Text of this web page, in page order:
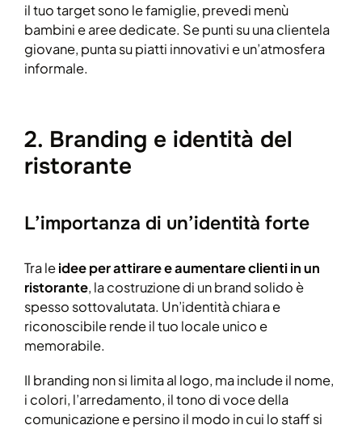
il tuo target sono le famiglie, prevedi menù
bambini e aree dedicate. Se punti su una clientela
giovane, punta su piatti innovativi e un’atmosfera
informale.
2. Branding e identità del
ristorante
L’importanza di un’identità forte
Tra leidee per attirare e aumentare clienti in un
ristorante, la costruzione di un brand solido è
spesso sottovalutata. Un’identità chiara e
riconoscibile rende il tuo locale unico e
memorabile.
Il branding non si limita al logo, ma include il nome,
i colori, l’arredamento, il tono di voce della
comunicazione e persino il modo in cui lo staff si